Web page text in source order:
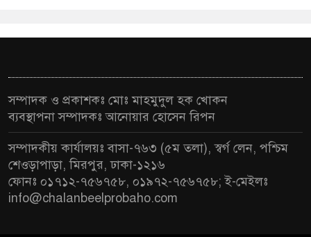
সম্পাদক ও প্রকাশকঃ মোঃ মাহমুদুল হক খোকন
ব্যবস্থাপনা সম্পাদকঃ আনোয়ার হোসেন রিপন
সম্পাদকীয় কার্যালয়ঃ বাসা-৭৬৩ (৫ম তলা), স্বর্গ লেন, পশ্চিম
শেওড়াপাড়া, মিরপুর, ঢাকা-১২১৬
ফোনঃ ০১৭১২-৭৫৬৭৫৮, ০১৯৭২-৭৫৬৭৫৮; ই-মেইলঃ
info@chalanbeelprobaho.com